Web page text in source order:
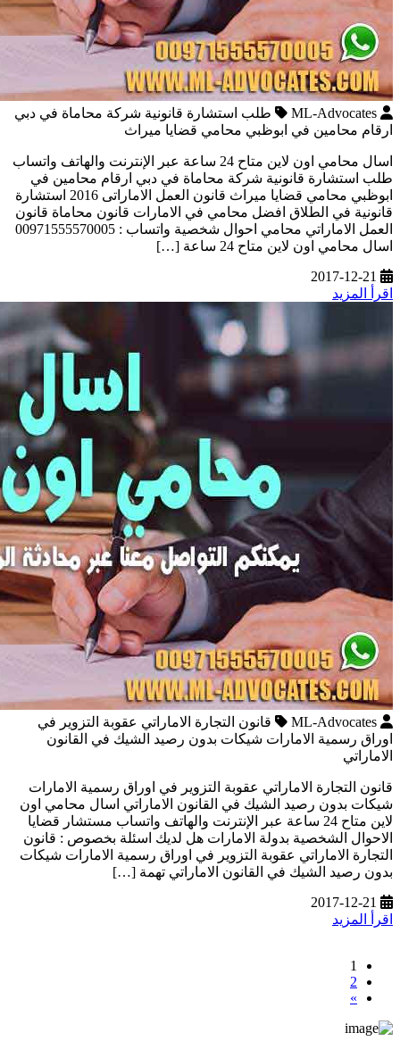
ML-Advocates
طلب استشارة قانونية شركة محاماة في دبي
ارقام محامين في ابوظبي محامي قضايا ميراث
اسال محامي اون لاين متاح 24 ساعة عبر الإنترنت والهاتف واتساب
طلب استشارة قانونية شركة محاماة في دبي ارقام محامين في
ابوظبي محامي قضايا ميراث قانون العمل الاماراتى 2016 استشارة
قانونية في الطلاق افضل محامي في الامارات قانون محاماة قانون
العمل الاماراتي محامي احوال شخصية واتساب : 00971555570005
اسال محامي اون لاين متاح 24 ساعة […]
2017-12-21
اقرأ المزيد
ML-Advocates
قانون التجارة الاماراتي عقوبة التزوير في
اوراق رسمية الامارات شيكات بدون رصيد الشيك في القانون
الاماراتي
قانون التجارة الاماراتي عقوبة التزوير في اوراق رسمية الامارات
شيكات بدون رصيد الشيك في القانون الاماراتي اسال محامي اون
لاين متاح 24 ساعة عبر الإنترنت والهاتف واتساب مستشار قضايا
الاحوال الشخصية بدولة الامارات هل لديك اسئلة بخصوص : قانون
التجارة الاماراتي عقوبة التزوير في اوراق رسمية الامارات شيكات
بدون رصيد الشيك في القانون الاماراتي تهمة […]
2017-12-21
اقرأ المزيد
1
2
»